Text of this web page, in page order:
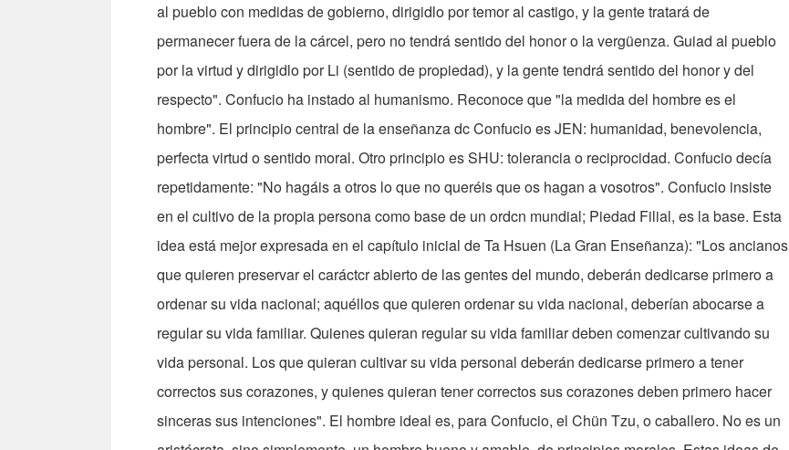
al pueblo con medidas de gobierno, dirigidlo por temor al castigo, y la gente tratará de
permanecer fuera de la cárcel, pero no tendrá sentido del honor o la vergüenza. Guiad al pueblo
por la virtud y dirigidlo por Li (sentido de propiedad), y la gente tendrá sentido del honor y del
respecto". Confucio ha instado al humanismo. Reconoce que "la medida del hombre es el
hombre". El principio central de la enseñanza dc Confucio es JEN: humanidad, benevolencia,
perfecta virtud o sentido moral. Otro principio es SHU: tolerancia o reciprocidad. Confucio decía
repetidamente: "No hagáis a otros lo que no queréis que os hagan a vosotros". Confucio insiste
en el cultivo de la propia persona como base de un ordcn mundial; Piedad Filial, es la base. Esta
idea está mejor expresada en el capítulo inicial de Ta Hsuen (La Gran Enseñanza): "Los ancianos
que quieren preservar el caráctcr abierto de las gentes del mundo, deberán dedicarse primero a
ordenar su vida nacional; aquéllos que quieren ordenar su vida nacional, deberían abocarse a
regular su vida familiar. Quienes quieran regular su vida familiar deben comenzar cultivando su
vida personal. Los que quieran cultivar su vida personal deberán dedicarse primero a tener
correctos sus corazones, y quienes quieran tener correctos sus corazones deben primero hacer
sinceras sus intenciones". El hombre ideal es, para Confucio, el Chün Tzu, o caballero. No es un